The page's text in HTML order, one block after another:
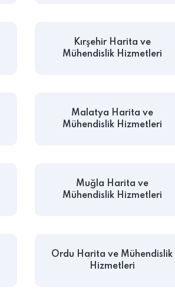
Kırşehir Harita ve
Mühendislik Hizmetleri
Malatya Harita ve
Mühendislik Hizmetleri
Muğla Harita ve
Mühendislik Hizmetleri
Ordu Harita ve Mühendislik
Hizmetleri